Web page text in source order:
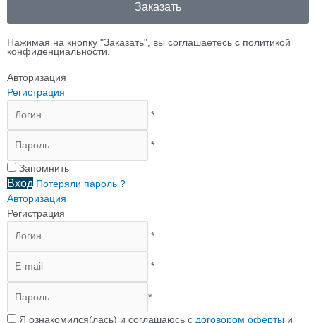
Заказать
Нажимая на кнопку "Заказать", вы соглашаетесь с политикой
конфиденциальности.
Авторизация
Регистрация
*
*
Запомнить
Вход Потеряли пароль ?
Авторизация
Регистрация
*
*
*
Я ознакомился(лась) и соглашаюсь с договором оферты и